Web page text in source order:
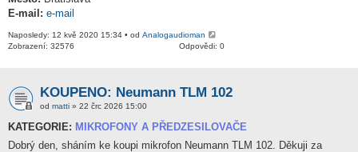
E-mail: e-mail
Naposledy: 12 kvě 2020 15:34 • od Analogaudioman
Odpovědi: 0
Zobrazení: 32576
KOUPENO: Neumann TLM 102
od matti » 22 črc 2026 15:00
KATEGORIE: MIKROFONY A PŘEDZESILOVAČE
Dobrý den, sháním ke koupi mikrofon Neumann TLM 102. Děkuji za